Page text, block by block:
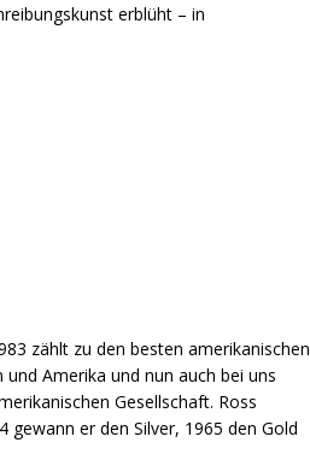
erblüht – in
zählt zu den besten amerikanischen
Amerika und nun auch bei uns
Gesellschaft. Ross
er den Silver, 1965 den Gold